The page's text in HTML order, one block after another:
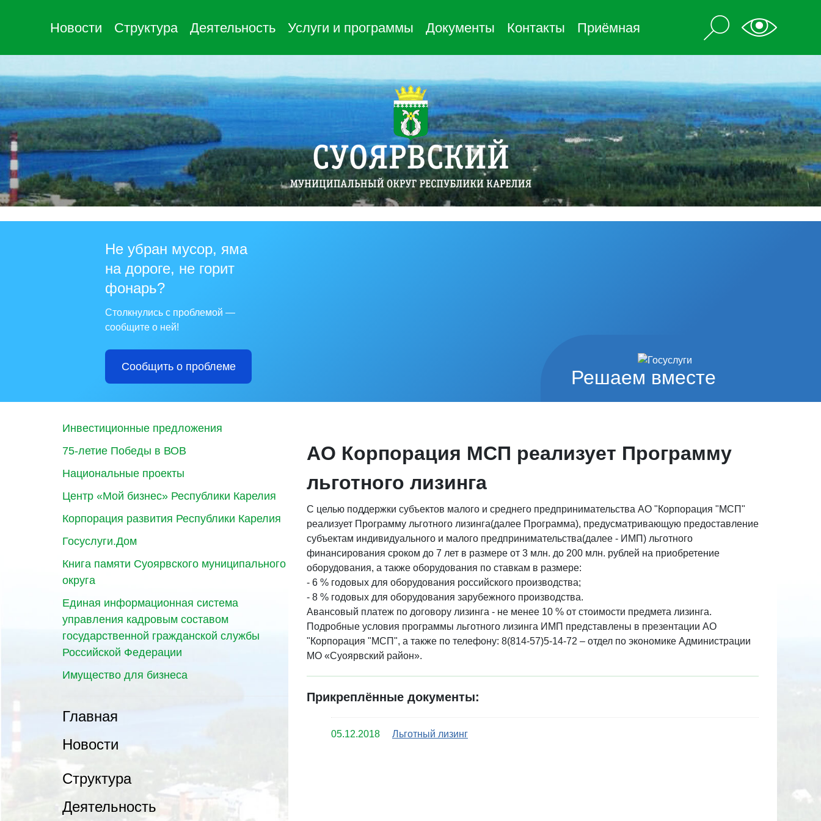
Новости Структура Деятельность Услуги и программы Документы Контакты Приёмная
Решаем вместе
Не убран мусор, яма
на дороге, не горит
фонарь?
Столкнулись с проблемой —
сообщите о ней!
Сообщить о проблеме
Инвестиционные предложения
75-летие Победы в ВОВ
Национальные проекты
Центр «Мой бизнес» Республики Карелия
Корпорация развития Республики Карелия
Госуслуги.Дом
Книга памяти Суоярвского муниципального
округа
Единая информационная система
управления кадровым составом
государственной гражданской службы
Российской Федерации
Имущество для бизнеса
Главная
Новости
Структура
Деятельность
АО Корпорация МСП реализует Программу
льготного лизинга
С целью поддержки субъектов малого и среднего предпринимательства АО "Корпорация "МСП"
реализует Программу льготного лизинга(далее Программа), предусматривающую предоставление
субъектам индивидуального и малого предпринимательства(далее - ИМП) льготного
финансирования сроком до 7 лет в размере от 3 млн. до 200 млн. рублей на приобретение
оборудования, а также оборудования по ставкам в размере:
- 6 % годовых для оборудования российского производства;
- 8 % годовых для оборудования зарубежного производства.
Авансовый платеж по договору лизинга - не менее 10 % от стоимости предмета лизинга.
Подробные условия программы льготного лизинга ИМП представлены в презентации АО
"Корпорация "МСП", а также по телефону: 8(814-57)5-14-72 – отдел по экономике Администрации
МО «Суоярвский район».
Прикреплённые документы:
05.12.2018 Льготный лизинг